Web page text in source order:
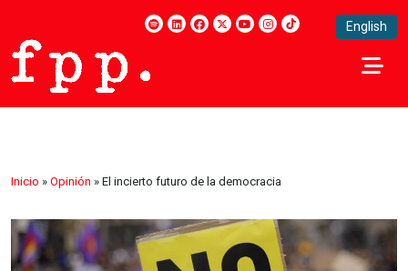
English
Inicio » Opinión » El incierto futuro de la democracia